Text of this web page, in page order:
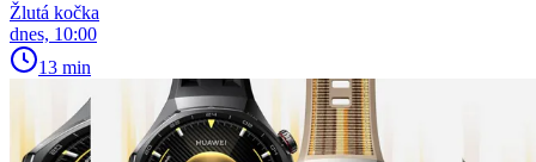
Žlutá kočka
dnes, 10:00
13 min